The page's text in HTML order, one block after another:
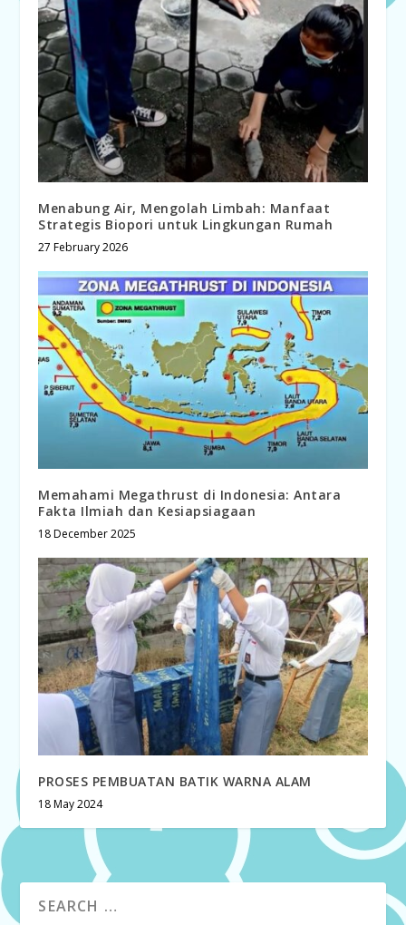
Menabung Air, Mengolah Limbah: Manfaat
Strategis Biopori untuk Lingkungan Rumah
27 February 2026
Memahami Megathrust di Indonesia: Antara
Fakta Ilmiah dan Kesiapsiagaan
18 December 2025
PROSES PEMBUATAN BATIK WARNA ALAM
18 May 2024